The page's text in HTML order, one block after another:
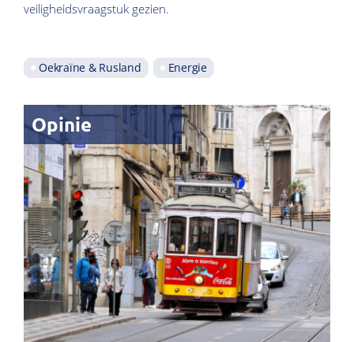
veiligheidsvraagstuk gezien.
Oekraïne & Rusland Energie
Opinie